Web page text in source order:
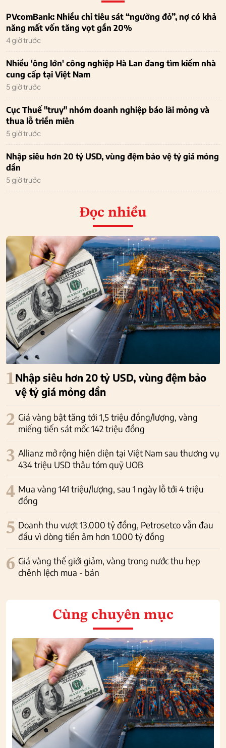
PVcomBank: Nhiều chỉ tiêu sát “ngưỡng đỏ”, nợ có khả
năng mất vốn tăng vọt gần 20%
4 giờ trước
Nhiều 'ông lớn' công nghiệp Hà Lan đang tìm kiếm nhà
cung cấp tại Việt Nam
5 giờ trước
Cục Thuế "truy" nhóm doanh nghiệp báo lãi mỏng và
thua lỗ triền miên
5 giờ trước
Nhập siêu hơn 20 tỷ USD, vùng đệm bảo vệ tỷ giá mỏng
dần
5 giờ trước
Đọc nhiều
1Nhập siêu hơn 20 tỷ USD, vùng đệm bảo
vệ tỷ giá mỏng dần
2 Giá vàng bật tăng tới 1,5 triệu đồng/lượng, vàng
miếng tiến sát mốc 142 triệu đồng
3 Allianz mở rộng hiện diện tại Việt Nam sau thương vụ
434 triệu USD thâu tóm quỹ UOB
4 Mua vàng 141 triệu/lượng, sau 1 ngày lỗ tới 4 triệu
đồng
5 Doanh thu vượt 13.000 tỷ đồng, Petrosetco vẫn đau
đầu vì dòng tiền âm hơn 1.000 tỷ đồng
6 Giá vàng thế giới giảm, vàng trong nước thu hẹp
chênh lệch mua - bán
Cùng chuyên mục